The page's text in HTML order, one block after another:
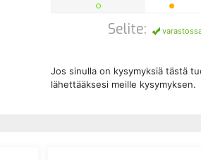
Selite:
Jos sinulla on kysymyksiä tästä
lähettääksesi meille kysymyksen.